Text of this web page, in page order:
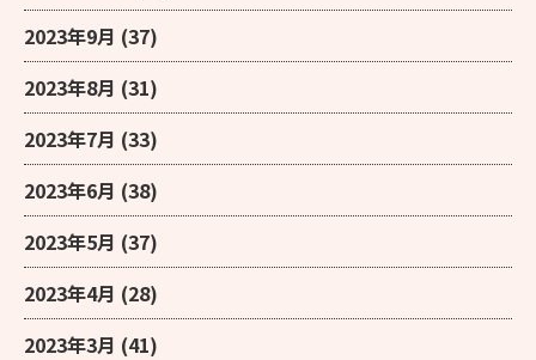
2023年9月 (37)
2023年8月 (31)
2023年7月 (33)
2023年6月 (38)
2023年5月 (37)
2023年4月 (28)
2023年3月 (41)